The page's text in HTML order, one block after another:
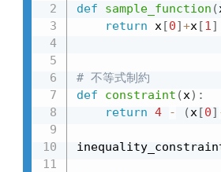
def
sample_function (
return x[0]+x[1]
# 不等式制約
def
constraint (x) :
return 4 - (x[0]